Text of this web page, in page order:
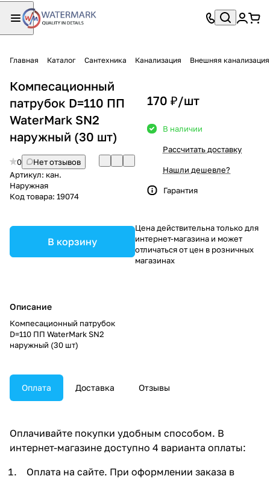
Главная Каталог Сантехника Канализация Внешняя канализация
Компесационный
патрубок D=110 ПП
WaterMark SN2
наружный (30 шт)
0
Нет отзывов
Артикул: кан.
Наружная
Код товара: 19074
В корзину
Описание
Компесационный патрубок
D=110 ПП WaterMark SN2
наружный (30 шт)
170 ₽/шт
В наличии
Рассчитать доставку
Нашли дешевле?
Гарантия
Цена действительна только для
интернет-магазина и может
отличаться от цен в розничных
магазинах
Оплата Доставка Отзывы
Оплачивайте покупки удобным способом. В
интернет-магазине доступно 4 варианта оплаты:
Оплата на сайте. При оформлении заказа в